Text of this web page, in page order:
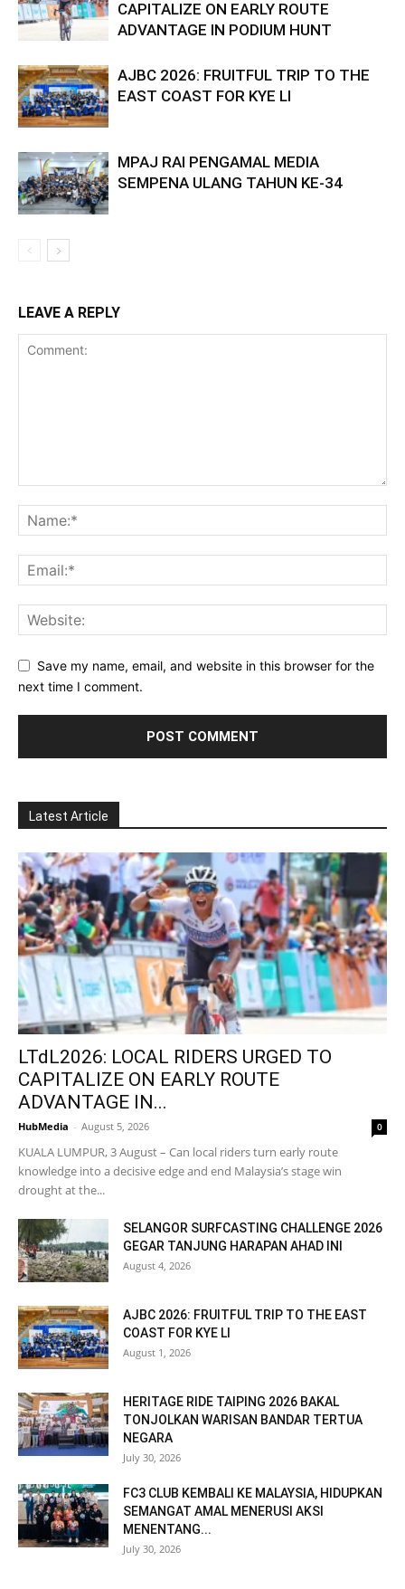
CAPITALIZE ON EARLY ROUTE
ADVANTAGE IN PODIUM HUNT
AJBC 2026: FRUITFUL TRIP TO THE
EAST COAST FOR KYE LI
MPAJ RAI PENGAMAL MEDIA
SEMPENA ULANG TAHUN KE-34
LEAVE A REPLY
Save my name, email, and website in this browser for the
next time I comment.
Latest Article
LTdL2026: LOCAL RIDERS URGED TO
CAPITALIZE ON EARLY ROUTE
ADVANTAGE IN...
HubMedia - August 5, 2026 0
KUALA LUMPUR, 3 August – Can local riders turn early route
knowledge into a decisive edge and end Malaysia’s stage win
drought at the...
SELANGOR SURFCASTING CHALLENGE 2026
GEGAR TANJUNG HARAPAN AHAD INI
August 4, 2026
AJBC 2026: FRUITFUL TRIP TO THE EAST
COAST FOR KYE LI
August 1, 2026
HERITAGE RIDE TAIPING 2026 BAKAL
TONJOLKAN WARISAN BANDAR TERTUA
NEGARA
July 30, 2026
FC3 CLUB KEMBALI KE MALAYSIA, HIDUPKAN
SEMANGAT AMAL MENERUSI AKSI
MENENTANG...
July 30, 2026